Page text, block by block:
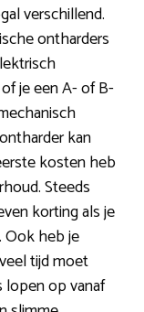
verschillend.
ontharders
je een A- of B-
kan
kosten heb
Steeds
korting als je
heb je
tijd moet
lopen op vanaf